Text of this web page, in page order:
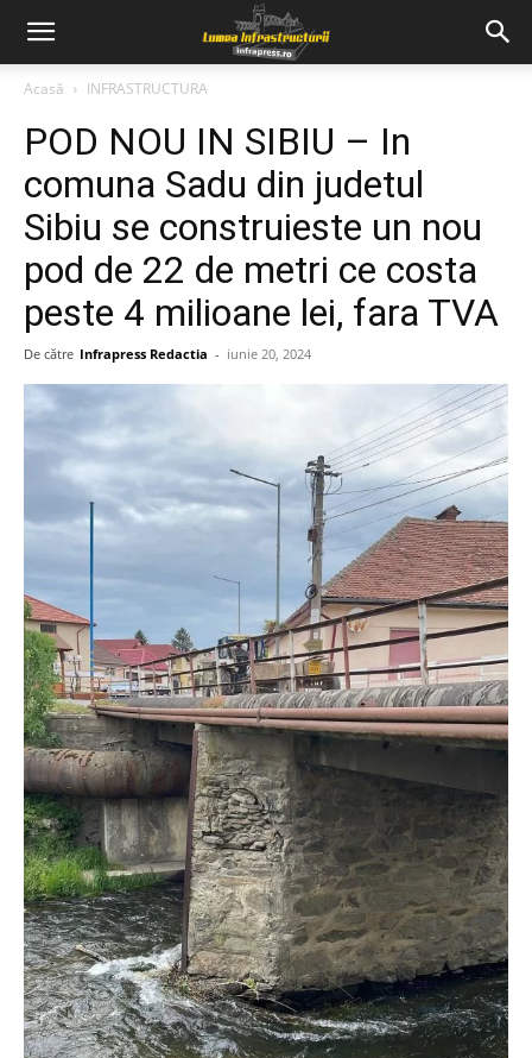
Acasă INFRASTRUCTURA
POD NOU IN SIBIU – In
comuna Sadu din judetul
Sibiu se construieste un nou
pod de 22 de metri ce costa
peste 4 milioane lei, fara TVA
De către Infrapress Redactia - iunie 20, 2024